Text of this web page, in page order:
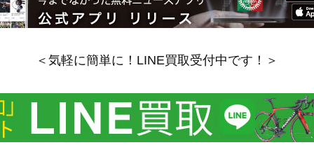
＜気軽に簡単に！LINE買取受付中です！＞